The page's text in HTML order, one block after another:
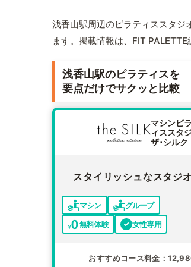
浅香山駅周辺のピラティススタジ
ます。掲載情報は、FIT
浅香山駅のピラティスを
要点だけでサクッと比較
マシンピ
ィススタ
ザ･シルク
スタイリッシュなスタジオ
マシン
グループ
無料体験
女性専用
おすすめコース料金